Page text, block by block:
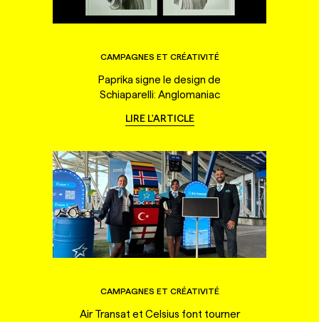
CAMPAGNES ET CRÉATIVITÉ
Paprika signe le design de
Schiaparelli: Anglomaniac
LIRE L'ARTICLE
CAMPAGNES ET CRÉATIVITÉ
Air Transat et Celsius font tourner